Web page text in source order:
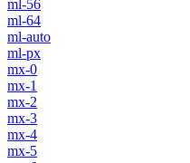
ml-56
ml-64
ml-auto
ml-px
mx-0
mx-1
mx-2
mx-3
mx-4
mx-5